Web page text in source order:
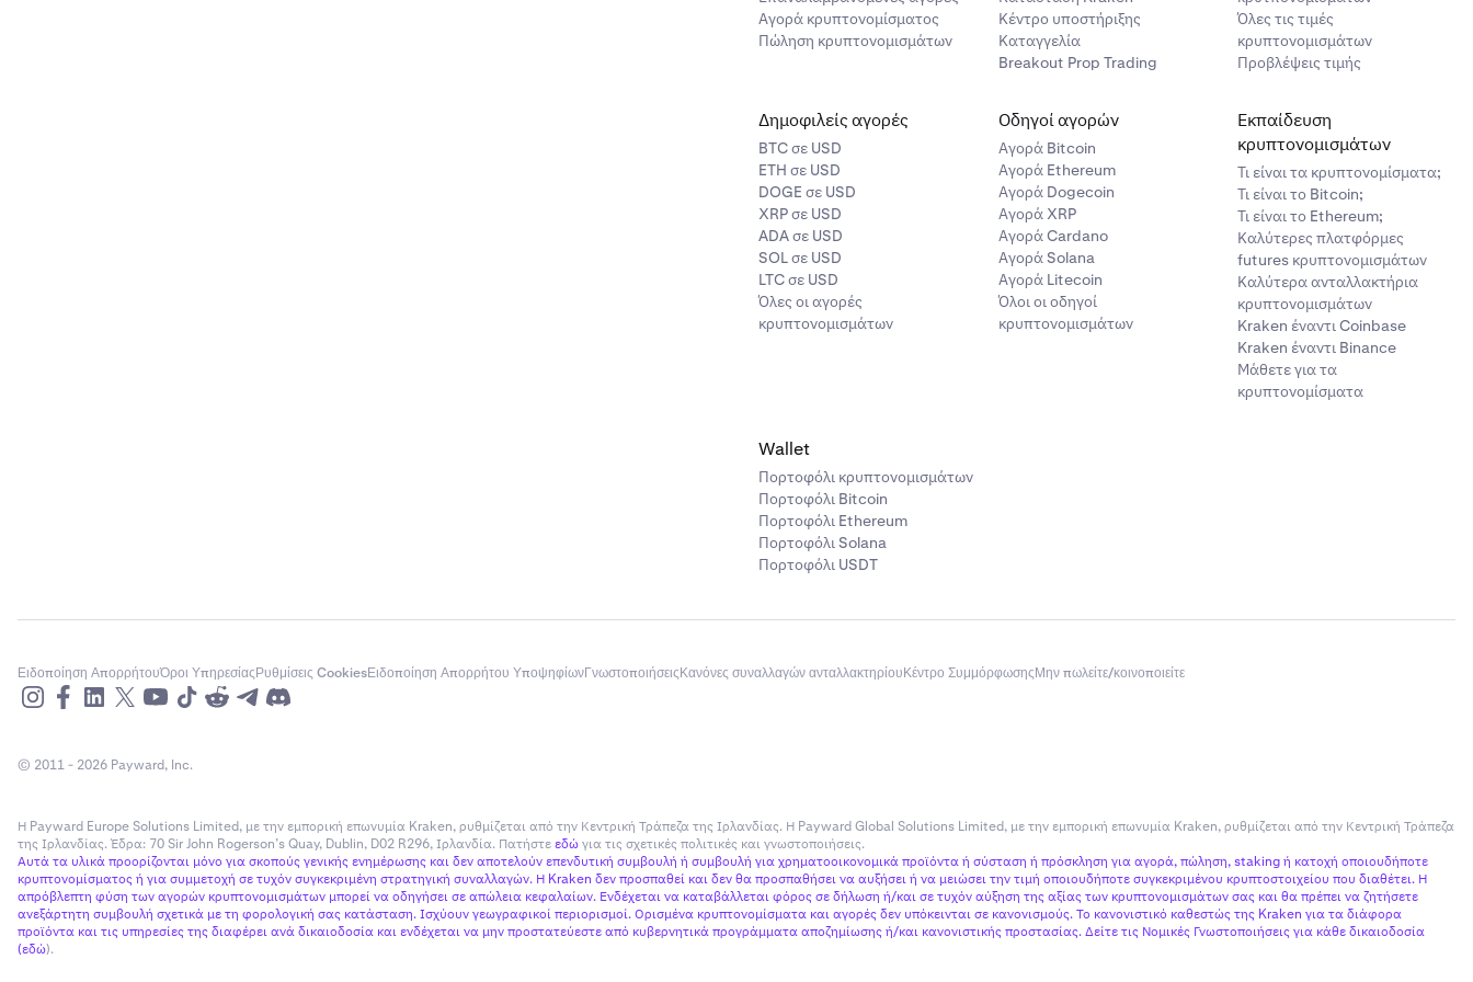
Αγορά κρυπτονομίσματος
Πώληση κρυπτονομισμάτων
Κέντρο υποστήριξης
Καταγγελία
Breakout Prop Trading
Όλες τις τιμές
κρυπτονομισμάτων
Προβλέψεις τιμής
Δημοφιλείς αγορές
BTC σε USD
ETH σε USD
DOGE σε USD
XRP σε USD
ADA σε USD
SOL σε USD
LTC σε USD
Όλες οι αγορές
κρυπτονομισμάτων
Οδηγοί αγορών
Αγορά Bitcoin
Αγορά Ethereum
Αγορά Dogecoin
Αγορά XRP
Αγορά Cardano
Αγορά Solana
Αγορά Litecoin
Όλοι οι οδηγοί
κρυπτονομισμάτων
Εκπαίδευση
κρυπτονομισμάτων
Τι είναι τα κρυπτονομίσματα;
Τι είναι το Bitcoin;
Τι είναι το Ethereum;
Καλύτερες πλατφόρμες
futures κρυπτονομισμάτων
Καλύτερα ανταλλακτήρια
κρυπτονομισμάτων
Kraken έναντι Coinbase
Kraken έναντι Binance
Μάθετε για τα
κρυπτονομίσματα
Wallet
Πορτοφόλι κρυπτονομισμάτων
Πορτοφόλι Bitcoin
Πορτοφόλι Ethereum
Πορτοφόλι Solana
Πορτοφόλι USDT
Ειδοποίηση ΑπορρήτουΌροι ΥπηρεσίαςΡυθμίσεις CookiesΕιδοποίηση Απορρήτου ΥποψηφίωνΓνωστοποιήσειςΚανόνες συναλλαγών ανταλλακτηρίουΚέντρο ΣυμμόρφωσηςΜην πωλείτε/κοινοποιείτε
© 2011 - 2026 Payward, Inc.
Η Payward Europe Solutions Limited, με την εμπορική επωνυμία Kraken, ρυθμίζεται από την Κεντρική Τράπεζα της Ιρλανδίας. Η Payward Global Solutions Limited, με την εμπορική επωνυμία Kraken, ρυθμίζεται από την Κεντρική Τράπεζα
της Ιρλανδίας. Έδρα: 70 Sir John Rogerson’s Quay, Dublin, D02 R296, Ιρλανδία. Πατήστεεδώγια τις σχετικές πολιτικές και γνωστοποιήσεις.
Αυτά τα υλικά προορίζονται μόνο για σκοπούς γενικής ενημέρωσης και δεν αποτελούν επενδυτική συμβουλή ή συμβουλή για χρηματοοικονομικά προϊόντα ή σύσταση ή πρόσκληση για αγορά, πώληση, staking ή κατοχή οποιουδήποτε
κρυπτονομίσματος ή για συμμετοχή σε τυχόν συγκεκριμένη στρατηγική συναλλαγών. Η Kraken δεν προσπαθεί και δεν θα προσπαθήσει να αυξήσει ή να μειώσει την τιμή οποιουδήποτε συγκεκριμένου κρυπτοστοιχείου που διαθέτει. Η
απρόβλεπτη φύση των αγορών κρυπτονομισμάτων μπορεί να οδηγήσει σε απώλεια κεφαλαίων. Ενδέχεται να καταβάλλεται φόρος σε δήλωση ή/και σε τυχόν αύξηση της αξίας των κρυπτονομισμάτων σας και θα πρέπει να ζητήσετε
ανεξάρτητη συμβουλή σχετικά με τη φορολογική σας κατάσταση. Ισχύουν γεωγραφικοί περιορισμοί. Ορισμένα κρυπτονομίσματα και αγορές δεν υπόκεινται σε κανονισμούς. Το κανονιστικό καθεστώς της Kraken για τα διάφορα
προϊόντα και τις υπηρεσίες της διαφέρει ανά δικαιοδοσία και ενδέχεται να μην προστατεύεστε από κυβερνητικά προγράμματα αποζημίωσης ή/και κανονιστικής προστασίας. Δείτε τις Νομικές Γνωστοποιήσεις για κάθε δικαιοδοσία
(εδώ).